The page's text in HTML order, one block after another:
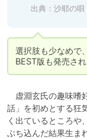
出典： 沙耶の
選択肢も少なめで
BEST版も発売さ
虚淵玄氏の趣味嗜
話」を初めとする狂
く出ているところや
ぶち込んだ結果生ま